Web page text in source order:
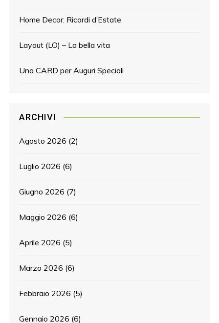
Home Decor: Ricordi d’Estate
Layout (LO) – La bella vita
Una CARD per Auguri Speciali
ARCHIVI
Agosto 2026 (2)
Luglio 2026 (6)
Giugno 2026 (7)
Maggio 2026 (6)
Aprile 2026 (5)
Marzo 2026 (6)
Febbraio 2026 (5)
Gennaio 2026 (6)